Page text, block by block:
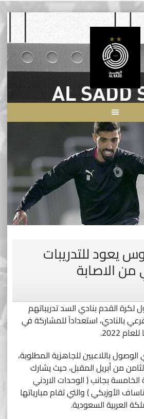
يعود للتدريبات
من الاصابة
لكرة القدم بنادي السد تدريباتهم
بالنادي، استعداداً للمشاركة في
2022.
باللاعبين للجاهزية المطلوبة،
من أبريل المقبل، حيث يشارك
بجانب ( الوحدات الاردني
الأوزبكي ) والتي تقام مبارياتها
العربية السعودية.